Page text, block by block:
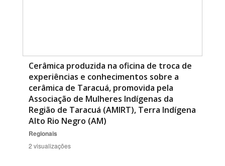
Cerâmica produzida na oficina de troca de
experiências e conhecimentos sobre a
cerâmica de Taracuá, promovida pela
Associação de Mulheres Indígenas da
Região de Taracuá (AMIRT), Terra Indígena
Alto Rio Negro (AM)
Regionais
2 visualizações